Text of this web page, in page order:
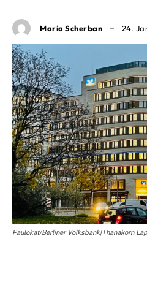
Maria Scherban 24.
Paulokat/Berliner Volksbank|Thanakorn